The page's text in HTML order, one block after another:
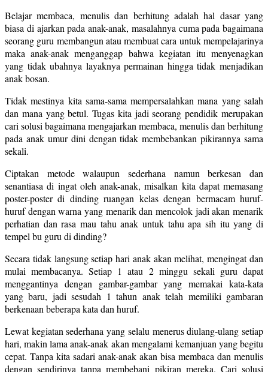
Belajar membaca, menulis dan berhitung adalah hal dasar yang
biasa di ajarkan pada anak-anak, masalahnya cuma pada bagaimana
seorang guru membangun atau membuat cara untuk mempelajarinya
maka anak-anak menganggap bahwa kegiatan itu menyenagkan
yang tidak ubahnya layaknya permainan hingga tidak menjadikan
anak bosan.
Tidak mestinya kita sama-sama mempersalahkan mana yang salah
dan mana yang betul. Tugas kita jadi seorang pendidik merupakan
cari solusi bagaimana mengajarkan membaca, menulis dan berhitung
pada anak umur dini dengan tidak membebankan pikirannya sama
sekali.
Ciptakan metode walaupun sederhana namun berkesan dan
senantiasa di ingat oleh anak-anak, misalkan kita dapat memasang
poster-poster di dinding ruangan kelas dengan bermacam huruf-
huruf dengan warna yang menarik dan mencolok jadi akan menarik
perhatian dan rasa mau tahu anak untuk tahu apa sih itu yang di
tempel bu guru di dinding?
Secara tidak langsung setiap hari anak akan melihat, mengingat dan
mulai membacanya. Setiap 1 atau 2 minggu sekali guru dapat
menggantinya dengan gambar-gambar yang memakai kata-kata
yang baru, jadi sesudah 1 tahun anak telah memiliki gambaran
berkenaan beberapa kata dan huruf.
Lewat kegiatan sederhana yang selalu menerus diulang-ulang setiap
hari, makin lama anak-anak akan mengalami kemanjuan yang begitu
cepat. Tanpa kita sadari anak-anak akan bisa membaca dan menulis
dengan sendirinya tanpa membebani pikiran mereka. Cari solusi